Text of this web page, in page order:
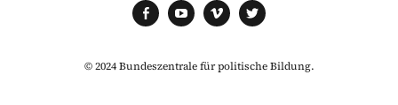
© 2024 Bundeszentrale für politische Bildung